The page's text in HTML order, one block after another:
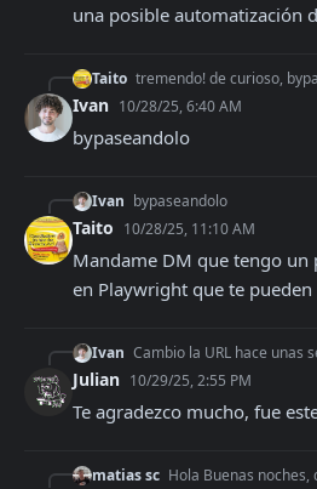
una posible automatización
Taito tremendo! de curioso, bypasseando el captcha, o con
Ivan 10/28/25, 6:40 AM
bypaseandolo
Ivan bypaseandolo
Taito 10/28/25, 11:10 AM
Mandame DM que tengo un
en Playwright que te
Ivan Cambio la URL hace unas
Julian 10/29/25, 2:55 PM
Te agradezco mucho, fue
matias sc Hola Buenas noches, quería consultar por la generacion de pdf del